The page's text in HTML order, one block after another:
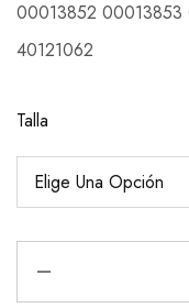
00013852
40121062
Talla